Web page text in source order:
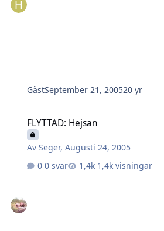
GästSeptember 21, 200520 yr
FLYTTAD: Hejsan
AvSeger,Augusti 24, 2005
0 svar
1,4k visningar